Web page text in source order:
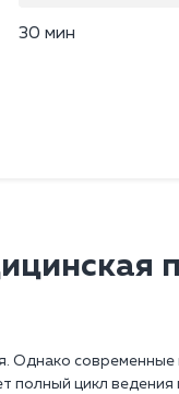
30 мин
Однако современные
полный цикл ведения